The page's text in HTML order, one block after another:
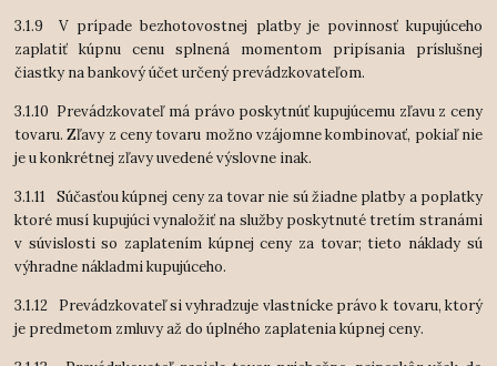
3.1.9 V prípade bezhotovostnej platby je povinnosť kupujúceho
zaplatiť kúpnu cenu splnená momentom pripísania príslušnej
čiastky na bankový účet určený prevádzkovateľom.
3.1.10 Prevádzkovateľ má právo poskytnúť kupujúcemu zľavu z ceny
tovaru. Zľavy z ceny tovaru možno vzájomne kombinovať, pokiaľ nie
je u konkrétnej zľavy uvedené výslovne inak.
3.1.11 Súčasťou kúpnej ceny za tovar nie sú žiadne platby a poplatky
ktoré musí kupujúci vynaložiť na služby poskytnuté tretím stranámi
v súvislosti so zaplatením kúpnej ceny za tovar; tieto náklady sú
výhradne nákladmi kupujúceho.
3.1.12 Prevádzkovateľ si vyhradzuje vlastnícke právo k tovaru, ktorý
je predmetom zmluvy až do úplného zaplatenia kúpnej ceny.